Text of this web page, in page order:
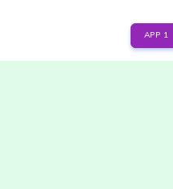
APP 1